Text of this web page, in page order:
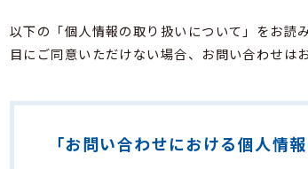
以下の「個人情報の取り扱いについて」をお読
目にご同意いただけない場合、お問い合わせは
「お問い合わせにおける個人情